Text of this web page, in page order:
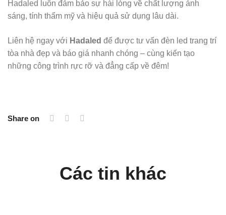
Hadaled luôn đảm bảo sự hài lòng về chất lượng ánh
sáng, tính thẩm mỹ và hiệu quả sử dụng lâu dài.
Liên hệ ngay với Hadaled để được tư vấn đèn led trang trí
tòa nhà đẹp và báo giá nhanh chóng – cùng kiến tạo
những công trình rực rỡ và đẳng cấp về đêm!
Share on
Các tin khác